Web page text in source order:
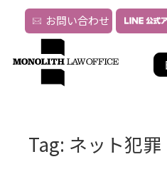
お問い合わせ
Tag: ネット犯罪